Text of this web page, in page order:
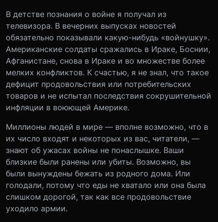
В детстве познания о войне я получал из
телевизора. В вечерних выпусках новостей
обязательно показывали какую-нибудь «войнушку».
Американские солдаты сражались в Ираке, Боснии,
Афганистане, снова в Ираке и во множестве более
мелких конфликтов. К счастью, я не знал, что такое
дефицит продовольствия или потребительских
товаров и не испытал последствия сокрушительной
инфляции в воюющей Америке.
Миллионы людей в мире — вполне возможно, что в
их число входят и некоторых из вас, читатели, —
знают об ужасах войны не понаслышке. Ваши
близкие были ранены или убиты. Возможно, вы
были вынуждены бежать из родного дома. Или
голодали, потому что еды не хватало или она была
слишком дорогой, так как все продовольствие
уходило армии.